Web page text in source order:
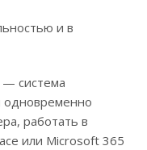
и в
— система
одновременно
работать в
или Microsoft 365